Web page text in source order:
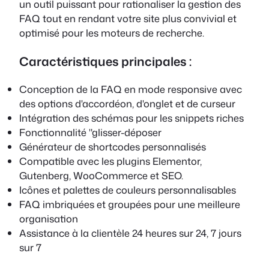
un outil puissant pour rationaliser la gestion des
FAQ tout en rendant votre site plus convivial et
optimisé pour les moteurs de recherche.
Caractéristiques principales :
Conception de la FAQ en mode responsive avec
des options d'accordéon, d'onglet et de curseur
Intégration des schémas pour les snippets riches
Fonctionnalité "glisser-déposer
Générateur de shortcodes personnalisés
Compatible avec les plugins Elementor,
Gutenberg, WooCommerce et SEO.
Icônes et palettes de couleurs personnalisables
FAQ imbriquées et groupées pour une meilleure
organisation
Assistance à la clientèle 24 heures sur 24, 7 jours
sur 7